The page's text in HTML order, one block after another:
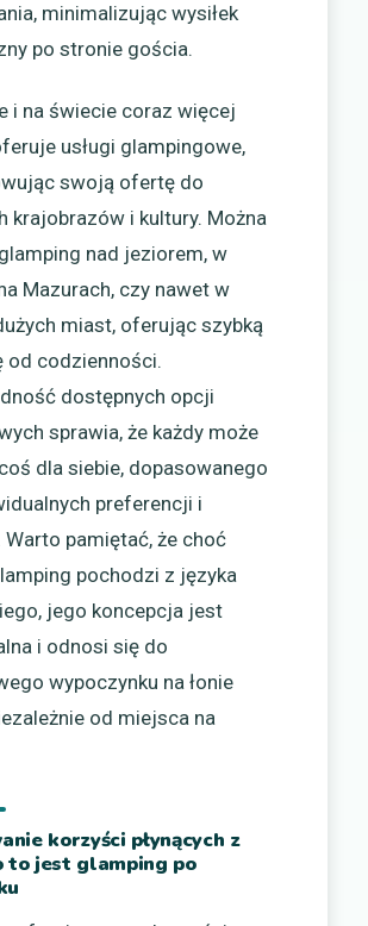
minimalizując wysiłek
po stronie gościa.
i na świecie coraz więcej
usługi glampingowe,
swoją ofertę do
krajobrazów i kultury. Można
nad jeziorem, w
Mazurach, czy nawet w
miast, oferując szybką
od codzienności.
dostępnych opcji
sprawia, że każdy może
dla siebie, dopasowanego
preferencji i
Warto pamiętać, że choć
pochodzi z języka
jego koncepcja jest
i odnosi się do
wypoczynku na łonie
od miejsca na
korzyści płynących z
to jest glamping po